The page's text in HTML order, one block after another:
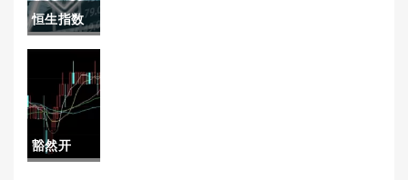
略）
期货手续
费哪个平
台最低)
恒生指数
的推出时
间是(恒生
指数什么
时候成立
豁然开